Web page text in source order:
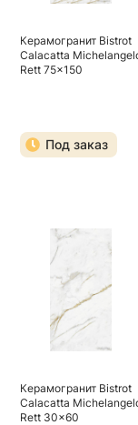
Керамогранит Bistrot
Calacatta
Rett 75x150
Под заказ
Керамогранит Bistrot
Calacatta
Rett 30x60